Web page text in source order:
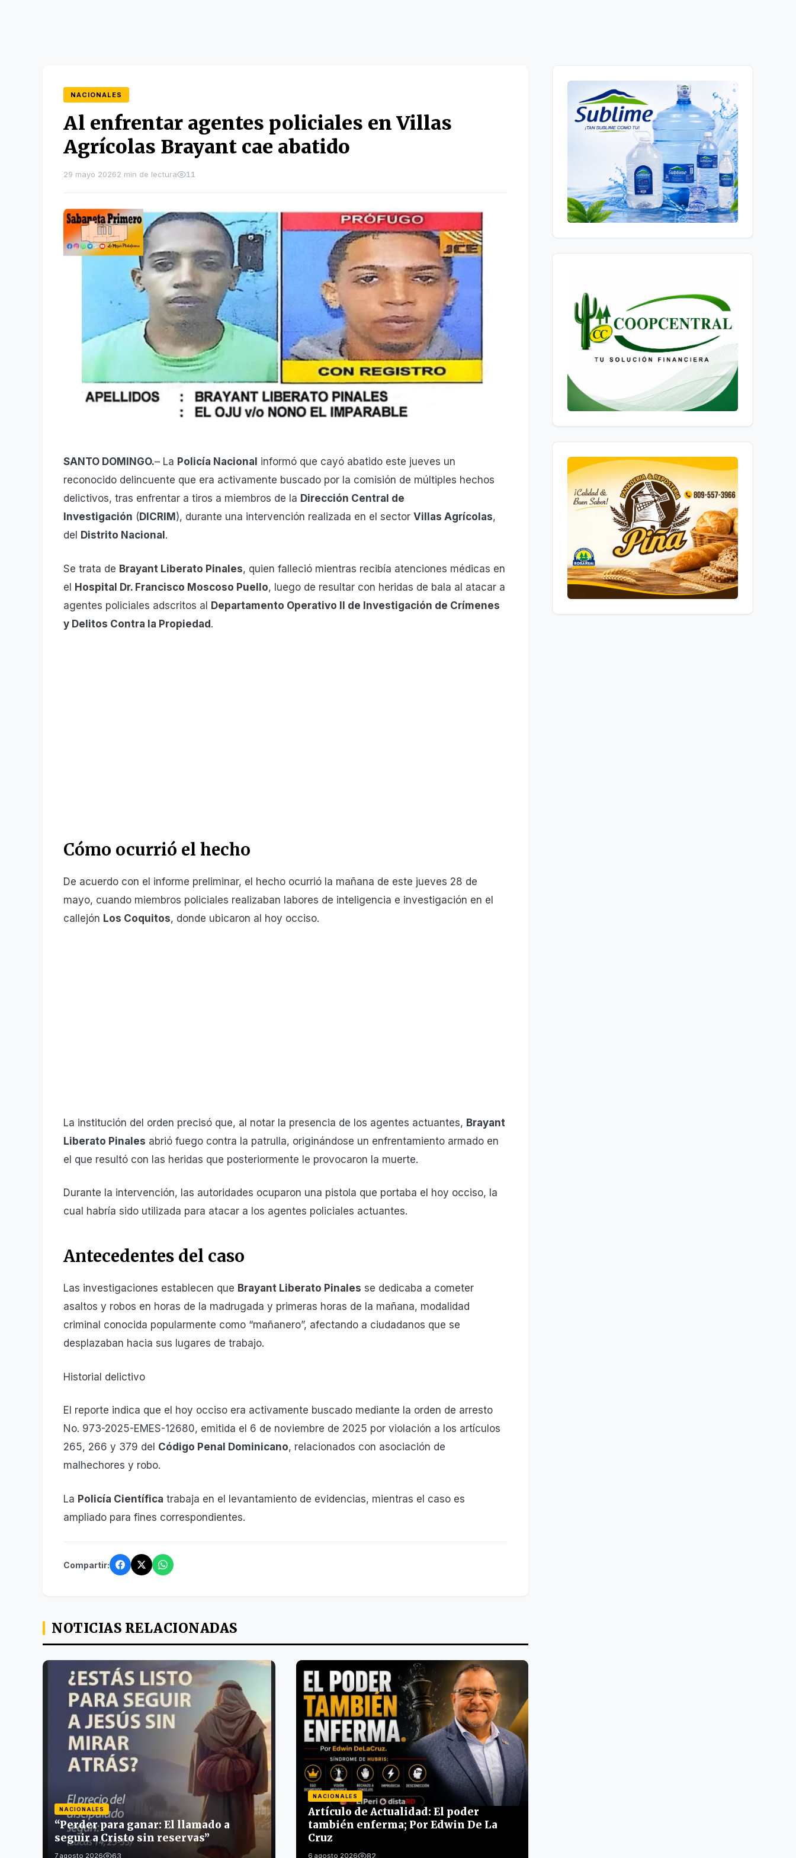
NACIONALES
Al enfrentar agentes policiales en Villas
Agrícolas Brayant cae abatido
29 mayo 20262 min de lectura 11
SANTO DOMINGO.– La Policía Nacional informó que cayó abatido este jueves un
reconocido delincuente que era activamente buscado por la comisión de múltiples hechos
delictivos, tras enfrentar a tiros a miembros de la Dirección Central de
Investigación ( DICRIM ), durante una intervención realizada en el sector Villas Agrícolas,
del
Distrito Nacional .
Se trata de Brayant Liberato Pinales, quien falleció mientras recibía atenciones médicas en
el Hospital Dr. Francisco Moscoso Puello, luego de resultar con heridas de bala al atacar a
agentes policiales adscritos al Departamento Operativo II de Investigación de Crímenes
y Delitos Contra la Propiedad.
Cómo ocurrió el hecho
De acuerdo con el informe preliminar, el hecho ocurrió la mañana de este jueves 28 de
mayo, cuando miembros policiales realizaban labores de inteligencia e investigación en el
callejón Los Coquitos, donde ubicaron al hoy occiso.
La institución del orden precisó que, al notar la presencia de los agentes actuantes, Brayant
Liberato Pinales abrió fuego contra la patrulla, originándose un enfrentamiento armado en
el que resultó con las heridas que posteriormente le provocaron la muerte.
Durante la intervención, las autoridades ocuparon una pistola que portaba el hoy occiso, la
cual habría sido utilizada para atacar a los agentes policiales actuantes.
Antecedentes del caso
Las investigaciones establecen que Brayant Liberato Pinales se dedicaba a cometer
asaltos y robos en horas de la madrugada y primeras horas de la mañana, modalidad
criminal conocida popularmente como “mañanero”, afectando a ciudadanos que se
desplazaban hacia sus lugares de trabajo.
Historial delictivo
El reporte indica que el hoy occiso era activamente buscado mediante la orden de arresto
No. 973-2025-EMES-12680, emitida el 6 de noviembre de 2025 por violación a los artículos
265, 266 y 379 del Código Penal Dominicano, relacionados con asociación de
malhechores y robo.
La Policía Científica trabaja en el levantamiento de evidencias, mientras el caso es
ampliado para fines correspondientes.
Compartir:
NOTICIAS RELACIONADAS
NACIONALES
“Perder para ganar: El llamado a
seguir a Cristo sin reservas”
7 agosto 2026 63
NACIONALES
Artículo de Actualidad: El poder
también enferma; Por Edwin De La
Cruz
6 agosto 2026 82